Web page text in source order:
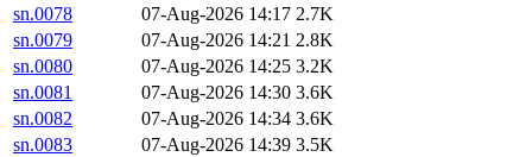
sn.0078
07-Aug-2026 14:17 2.7K
sn.0079
07-Aug-2026 14:21 2.8K
sn.0080
07-Aug-2026 14:25 3.2K
sn.0081
07-Aug-2026 14:30 3.6K
sn.0082
07-Aug-2026 14:34 3.6K
sn.0083
07-Aug-2026 14:39 3.5K